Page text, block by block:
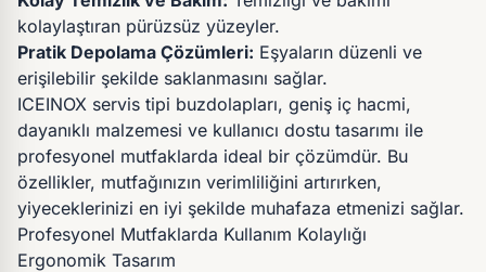
kolaylaştıran pürüzsüz yüzeyler.
Pratik Depolama Çözümleri: Eşyaların düzenli ve
erişilebilir şekilde saklanmasını sağlar.
ICEINOX servis tipi buzdolapları, geniş iç hacmi,
dayanıklı malzemesi ve kullanıcı dostu tasarımı ile
profesyonel mutfaklarda ideal bir çözümdür. Bu
özellikler, mutfağınızın verimliliğini artırırken,
yiyeceklerinizi en iyi şekilde muhafaza etmenizi sağlar.
Profesyonel Mutfaklarda Kullanım Kolaylığı
Ergonomik Tasarım